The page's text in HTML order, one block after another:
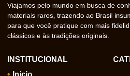
Viajamos pelo mundo em busca de
materiais raros, trazendo ao Brasil
para que você pratique com mais
clássicos e às tradições originais.
INSTITUCIONAL
Início